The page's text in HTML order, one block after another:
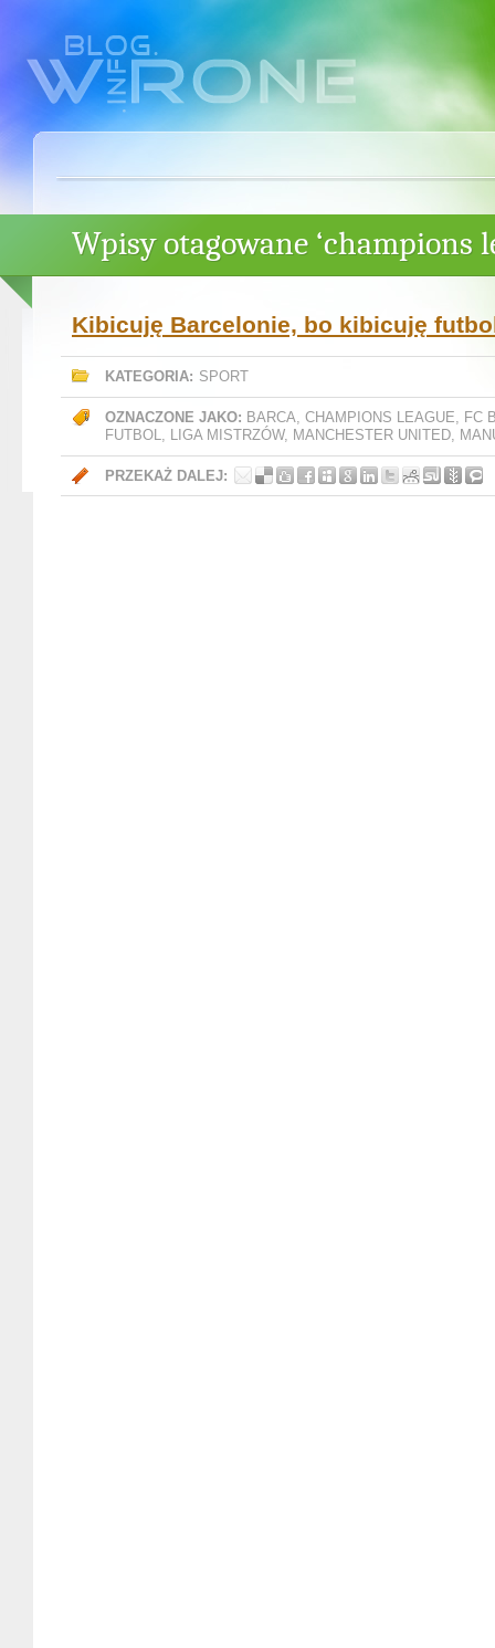
Wpisy otagowane ‘champions
Kibicuję Barcelonie, bo kibicuję
KATEGORIA: SPORT
OZNACZONE JAKO: BARCA, CHAMPIONS LEAGUE, FC
FUTBOL, LIGA MISTRZÓW, MANCHESTER UNITED,
PRZEKAŻ DALEJ: